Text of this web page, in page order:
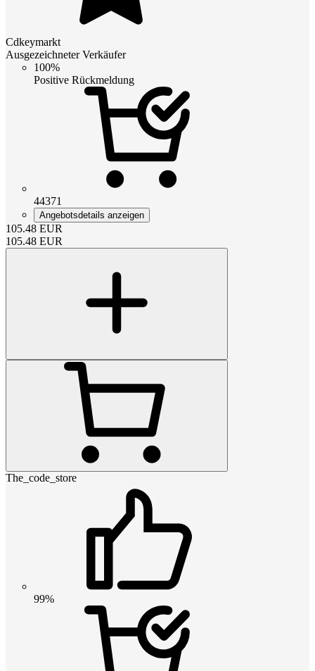
Cdkeymarkt
Ausgezeichneter Verkäufer
100%
Positive Rückmeldung
44371
Angebotsdetails anzeigen
105.48 EUR
105.48 EUR
The_code_store
99%